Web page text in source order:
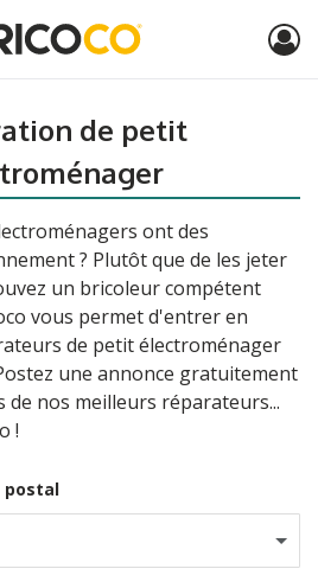
de petit
ont des
? Plutôt que de les jeter
un bricoleur compétent
vous permet d'entrer en
de petit électroménager
une annonce gratuitement
de nos meilleurs réparateurs...
!
postal